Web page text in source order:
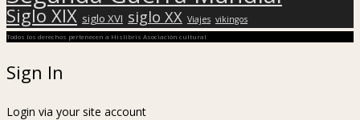
Siglo XIX siglo XVI siglo XX Viajes vikingos
Todos los derechos pertenecen a Hislibris Asociación cultural
Sign In
Login via your site account